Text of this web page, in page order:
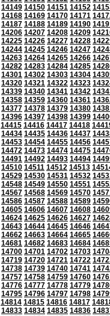
14149 14150 14151 14152
14168 14169 14170 14171
14187 14188 14189 14190
14206 14207 14208 14209
14225 14226 14227 14228
14244 14245 14246 14247
14263 14264 14265 14266
14282 14283 14284 14285
14301 14302 14303 14304
14320 14321 14322 14323
14339 14340 14341 14342
14358 14359 14360 14361
14377 14378 14379 14380
14396 14397 14398 14399
14415 14416 14417 14418
14434 14435 14436 14437
14453 14454 14455 14456
14472 14473 14474 14475
14491 14492 14493 14494
14510 14511 14512 14513
14529 14530 14531 14532
14548 14549 14550 14551
14567 14568 14569 14570
14586 14587 14588 14589
14605 14606 14607 14608
14624 14625 14626 14627
14643 14644 14645 14646
14662 14663 14664 14665
14681 14682 14683 14684
14700 14701 14702 14703
14719 14720 14721 14722
14738 14739 14740 14741
14757 14758 14759 14760
14776 14777 14778 14779
14795 14796 14797 14798
14814 14815 14816 14817
14833 14834 14835 14836